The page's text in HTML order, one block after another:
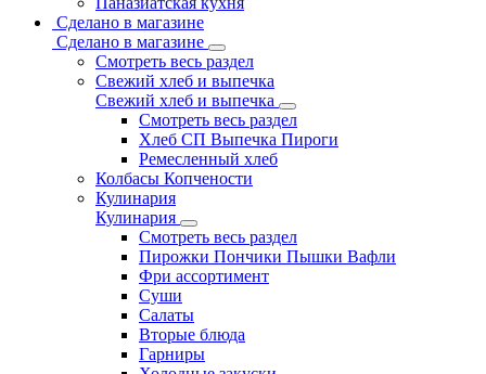
Сделано в магазине
Сделано в магазине
Смотреть весь раздел
Свежий хлеб и выпечка
Свежий хлеб и выпечка
Смотреть весь раздел
Хлеб СП Выпечка Пироги
Ремесленный хлеб
Колбасы Копчености
Кулинария
Кулинария
Смотреть весь раздел
Пирожки Пончики Пышки Вафли
Фри ассортимент
Суши
Салаты
Вторые блюда
Гарниры